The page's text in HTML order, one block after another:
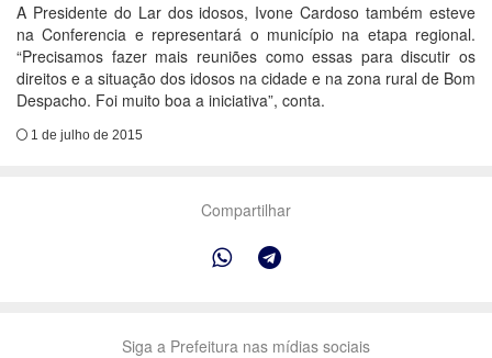
A Presidente do Lar dos idosos, Ivone Cardoso também esteve
na Conferencia e representará o município na etapa regional.
“Precisamos fazer mais reuniões como essas para discutir os
direitos e a situação dos idosos na cidade e na zona rural de Bom
Despacho. Foi muito boa a iniciativa”, conta.
1 de julho de 2015
Compartilhar
Siga a Prefeitura nas mídias sociais